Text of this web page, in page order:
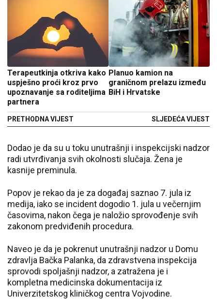
Terapeutkinja otkriva kako
uspješno proći kroz prvo
upoznavanje sa roditeljima
partnera
PRETHODNA VIJEST
Planuo kamion na
graničnom prelazu između
BiH i Hrvatske
SLJEDEĆA VIJEST
Dodao je da su u toku unutrašnji i inspekcijski nadzor
radi utvrđivanja svih okolnosti slučaja. Žena je
kasnije preminula.
Popov je rekao da je za događaj saznao 7. jula iz
medija, iako se incident dogodio 1. jula u večernjim
časovima, nakon čega je naložio sprovođenje svih
zakonom predviđenih procedura.
Naveo je da je pokrenut unutrašnji nadzor u Domu
zdravlja Bačka Palanka, da zdravstvena inspekcija
sprovodi spoljašnji nadzor, a zatražena je i
kompletna medicinska dokumentacija iz
Univerzitetskog kliničkog centra Vojvodine.